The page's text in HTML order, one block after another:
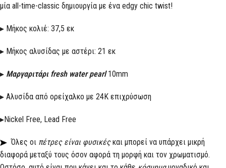
μία all-time-classic δημιουργία με ένα edgy chic twist!
▸ Μήκος κολιέ: 37,5 εκ
▸ Μήκος αλυσίδας με αστέρι: 21 εκ
▸ Μαργαριτάρι fresh water pearl10mm
▸ Αλυσίδα από ορείχαλκο με 24Κ επιχρύσωση
▸Nickel Free, Lead Free
Όλες οι πέτρες είναι φυσικέςκαι μπορεί να υπάρχει μικρή
διαφορά μεταξύ τους όσον αφορά τη μορφή και τον χρωματισμό.